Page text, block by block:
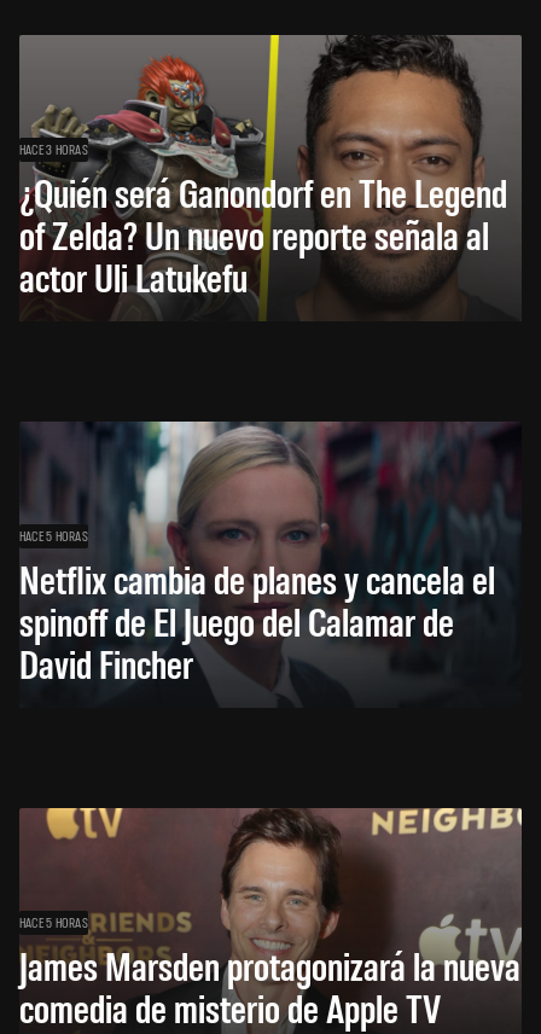
HACE 3 HORAS
¿Quién será Ganondorf en The Legend
of Zelda? Un nuevo reporte señala al
actor Uli Latukefu
HACE 5 HORAS
Netflix cambia de planes y cancela el
spinoff de El Juego del Calamar de
David Fincher
HACE 5 HORAS
James Marsden protagonizará la nueva
comedia de misterio de Apple TV